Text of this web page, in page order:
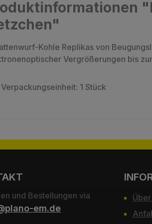
Kohle Replikas von
Vergrößerungen bis
Verpackungseinheit: 1 Stück
und Bestellungen via
em.de